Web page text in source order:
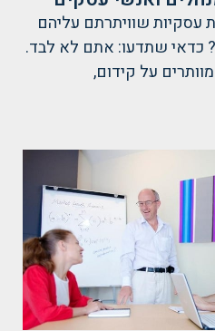
עסקיות שוויתרתם עליהם
כדאי שתדעו: אתם לא לבד.
על קידום,